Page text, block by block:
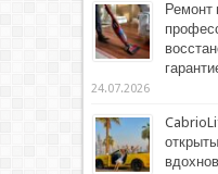
Ремонт
24.07.2026